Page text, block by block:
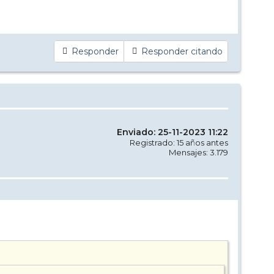
Responder Responder citando
Enviado: 25-11-2023 11:22
Registrado: 15 años antes
Mensajes: 3.179